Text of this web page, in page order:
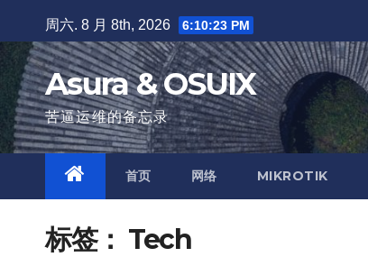
至
内
周六. 8 月 8th, 2026 6:10:24 PM
Asura & OSUIX
苦逼运维的备忘录
首页 网络 MIKROTIK
标签： Tech